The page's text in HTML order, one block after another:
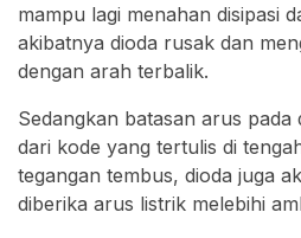
mampu lagi menahan disipasi
akibatnya dioda rusak dan
dengan arah terbalik.
Sedangkan batasan arus pada
dari kode yang tertulis di
tegangan tembus, dioda juga
diberika arus listrik melebihi